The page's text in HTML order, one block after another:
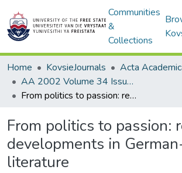
Communities
&
Collections
Home KovsieJournals
Acta
AA 2002 Volume 34 Issue 1
From politics to passion: recent developments in German-language literature
From politics to passion:
developments in
literature